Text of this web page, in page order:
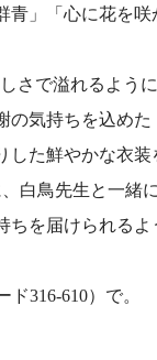
」「心に花を
さで溢れるよう
気持ちを込め
た鮮やかな衣装
白鳥先生と一緒
を届けられる
316-610）で。